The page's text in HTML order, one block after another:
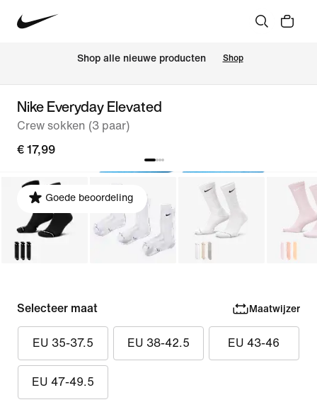
Shop alle nieuwe producten Shop
Nike Everyday Elevated
Crew sokken (3 paar)
€ 17,99
Goede beoordeling
Selecteer maat Maatwijzer
EU 35-37.5 EU 38-42.5 EU 43-46
EU 47-49.5